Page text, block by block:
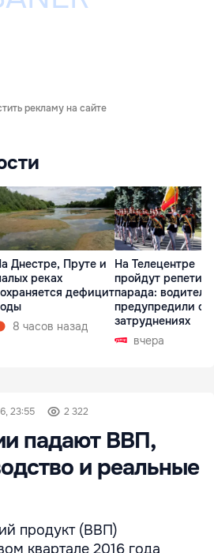
рекламу на сайте
Днестре, Пруте и
реках
дефицит
8 часов назад
На Телецентре
пройдут
парада:
предупредили о
затруднениях
вчера
23:55 2 322
падают ВВП,
и реальные
продукт (ВВП)
квартале 2016 года